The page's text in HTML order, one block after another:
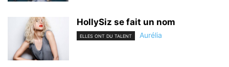
HollySiz se fait un nom
ELLES ONT DU TALENT Aurélia